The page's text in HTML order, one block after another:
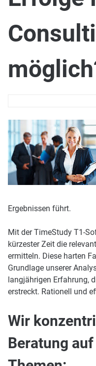
Ergebnissen führt.
Mit der TimeStudy T1-
kürzester Zeit die
ermitteln. Diese harten
Grundlage unserer
langjährigen Erfahrung,
erstreckt. Rationell und
Wir
Beratung